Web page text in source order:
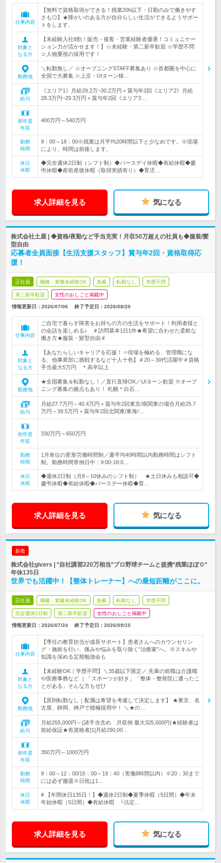
仕事内容
【無料で資格取得ができる！残業20h以下・日勤のみで働きやす
さも◎】★障がいのある方が自分らしい生活ができるようサポー
トをします。
対象と
なる方
【未経験入社8割！販売・接客・営業経験者優遇！コミュニケー
ション力が活かせます！】☆未経験・第二新卒歓迎 ☆学歴不問
☆人物重視の採用です！
勤務地
＼転勤無し／ ☆オープニングSTAFF募集あり ☆首都圏を中心に
全国で大募集 ☆上京・UIターン移…
給与
《エリア1》月給29.2万~30.2万円＋賞与年2回《エリア2》月給
28.3万円~29.3万円＋賞与年2回《エリア3…
初年度
年収
400万円～540万円
勤務
時間
9：00～18：00※残業は月平均20時間以下と少なめです。※現場
により、時間は前後します。
休日
休暇
◆完全週休2日制（シフト制）◆バースデイ休暇◆有給休暇◆慶
弔休暇◆産前産後休暇（取得実績有り）◆育児…
求人詳細を見る 気になる
株式会社土屋 | ◆資格/夜勤など手当充実！月収50万超えの社員も◆服装/髪
型自由
応募者全員面接【生活支援スタッフ】賞与年2回・資格取得応
援！
正社員 職種・業種未経験OK 急募 転勤なし 学歴不問
第二新卒歓迎 女性のおしごと掲載中
情報更新日：2026/07/06 終了予定日： 2026/08/20
仕事内容
ご自宅で暮らす障害をお持ちの方の生活をサポート！利用者様と
の会話を楽しめる♪ ＃訪問基本1日1件★希望に合わせた柔軟な
働き方★服装・髪型自由＃
対象と
なる方
【あなたらしいキャリアを応援！⇒現場を極める、管理職にな
る、他事業部に挑戦するなど十人十色】＃20～30代活躍中＃資格
手当最大5万円 ＊高卒以上
勤務地
★全国募集＆転勤なし！／直行直帰OK／UIターン歓迎 ※オープ
ニング募集の拠点もあり！ 札幌＊白石…
給与
月給27.7万円～40.4万円＋賞与年2回東京/南関東の場合月給25.7
万円～39.5万円＋賞与年2回北関東/東海/…
初年度
年収
330万円～650万円
勤務
時間
1月単位の変形労働時間制／週平均40時間以内勤務時間はシフト
制。勤務時間帯例日中：9:00-18:0…
休日
休暇
◆週休2日制（月8～10休みのシフト制） ★土日休みも相談可◆
慶弔休暇◆有給休暇◆バースデー休暇◆育…
求人詳細を見る 気になる
新着
株式会社givers | *自社講習220万相当*プロ野球チームと提携*残業ほぼ０*
年休135日
世界でも活躍中！【整体トレーナー】への最短距離がここに。
正社員 職種・業種未経験OK 急募 転勤なし 学歴不問
完全週休2日制 第二新卒歓迎 女性のおしごと掲載中
情報更新日：2026/07/24 終了予定日： 2026/09/10
仕事内容
【専任の教育担当が成長サポート】患者さんへのカウンセリン
グ・施術を行い、痛みや悩みを取り除く”治療家”へ。※スキルや
知識を深める定期勉強会も
対象と
なる方
【未経験OK｜学歴不問】＼35歳以下限定／ 先輩の前職は介護職
や医療事務など ｜「スポーツが好き」「整体・整骨院に通ったこ
とがある」そんな方もぜひ
勤務地
【原則転勤なし｜配属は希望を考慮して決定します】 ★東京、名
古屋、静岡、神戸で積極採用中！ ＼★の…
給与
月給255,000円～(諸手当含め 月収例 最大325,000円)★経験者は
前給保証★有資格者[1]月給290,00…
初年度
年収
350万円～1000万円
勤務
時間
9：00～12：00/15：00～19：40（実働8時間以内）※20：30まで
には必ず撤退※日祝は1…
休日
休暇
# 【年間休日135日！】◆週休2日制◆夏季休暇（5日間）◆年末
年始休暇（5日間）◆有給休暇 └法定…
求人詳細を見る 気になる